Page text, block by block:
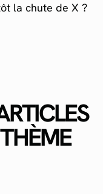
la chute de X ?